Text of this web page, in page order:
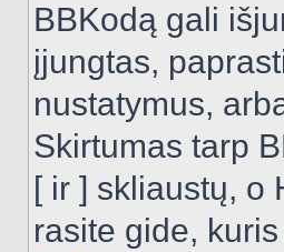
BBKodą gali
įjungtas,
nustatymus,
Skirtumas tarp
[ ir ] skliaustų, o
rasite gide,